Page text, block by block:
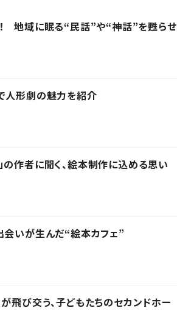
！ 地域に眠る“民話”や“神話”を甦らせ
人形劇の魅力を紹介
作者に聞く、絵本制作に込める思い
会いが生んだ“絵本カフェ”
飛び交う、子どもたちのセカンドホー